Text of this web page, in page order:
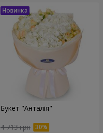
Букет "Анталія"
4 713 грн